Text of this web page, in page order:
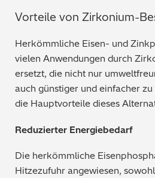
Bergbau / Mineralien
Petrochemie / Kraftstoffe
Regulatorische Anforderungen
Lebensmittel
Vorteile von Zirkonium-
Herkömmliche Eisen- und
vielen Anwendungen durch
ersetzt, die nicht nur
auch günstiger und einfacher
die Hauptvorteile dieses
Reduzierter Energiebedarf
Die herkömmliche
Hitzezufuhr angewiesen,